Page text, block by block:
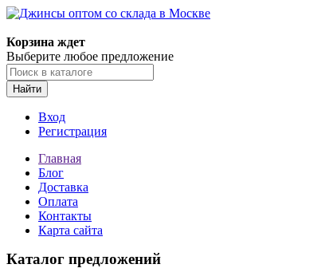
Корзина ждет
Выберите любое предложение
Найти
Вход
Регистрация
Главная
Блог
Доставка
Оплата
Контакты
Карта сайта
Каталог предложений